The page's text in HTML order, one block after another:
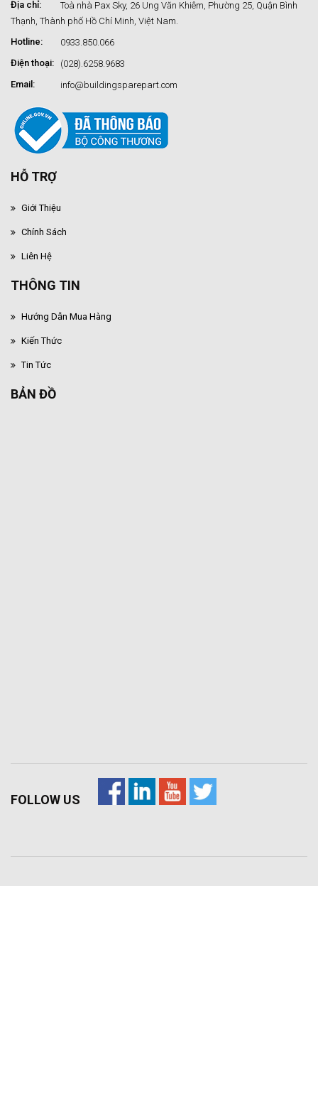
Địa chỉ:
Toà nhà Pax Sky, 26 Ung Văn Khiêm, Phường 25, Quận Bình
Thạnh, Thành phố Hồ Chí Minh, Việt Nam.
Hotline:
0933.850.066
Điện thoại:
(028).6258.9683
Email:
info@buildingsparepart.com
HỖ TRỢ
Giới Thiệu
Chính Sách
Liên Hệ
THÔNG TIN
Hướng Dẫn Mua Hàng
Kiến Thức
Tin Tức
BẢN ĐỒ
FOLLOW US